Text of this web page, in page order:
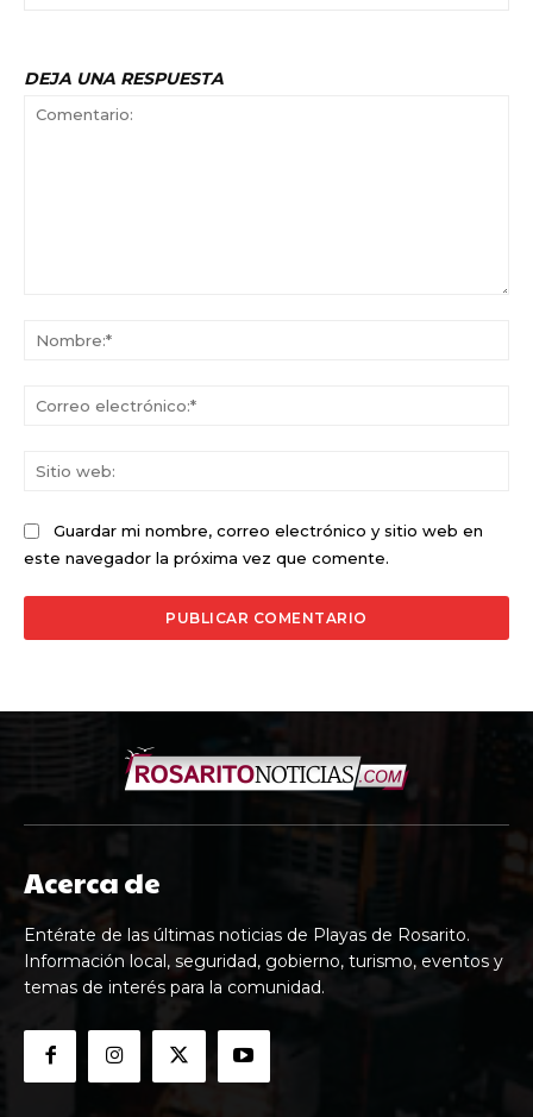
DEJA UNA RESPUESTA
Guardar mi nombre, correo electrónico y sitio web en
este navegador la próxima vez que comente.
Acerca de
Entérate de las últimas noticias de Playas de Rosarito.
Información local, seguridad, gobierno, turismo, eventos y
temas de interés para la comunidad.